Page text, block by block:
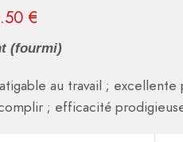
€
(fourmi)
au travail ;
; efficacité